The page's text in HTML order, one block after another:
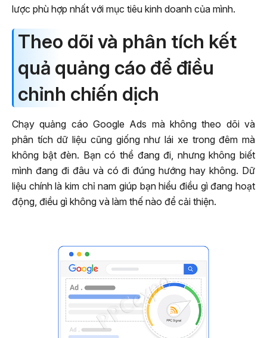
lược phù hợp nhất với mục tiêu kinh doanh của mình.
Theo dõi và phân tích kết
quả quảng cáo để điều
chỉnh chiến dịch
Chạy quảng cáo Google Ads mà không theo dõi và
phân tích dữ liệu cũng giống như lái xe trong đêm mà
không bật đèn. Bạn có thể đang đi, nhưng không biết
mình đang đi đâu và có đi đúng hướng hay không. Dữ
liệu chính là kim chỉ nam giúp bạn hiểu điều gì đang hoạt
động, điều gì không và làm thế nào để cải thiện.